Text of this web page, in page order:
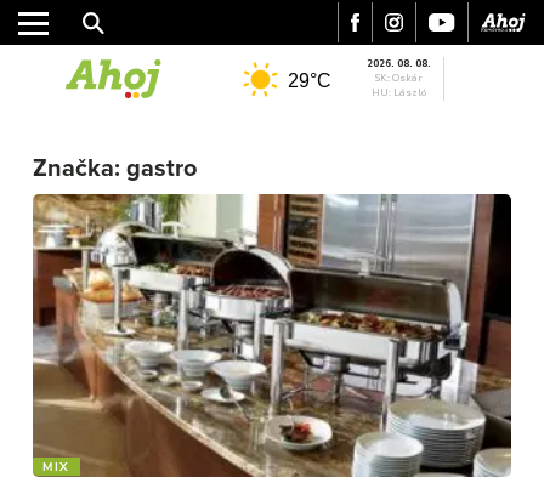
MESTO
REGIÓN
ŠPORT
KULTÚRA
FOTKY
VIDEO
MIX
29°C
2026. 08. 08.
SK: Oskár
HU: László
Značka: gastro
MIX